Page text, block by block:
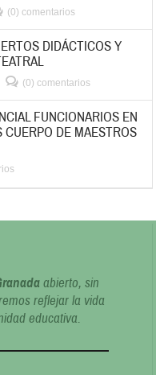
(0) comentarios
DIDÁCTICOS Y
(0) comentarios
FUNCIONARIOS EN
CUERPO DE MAESTROS
abierto, sin
reflejar la vida
educativa.